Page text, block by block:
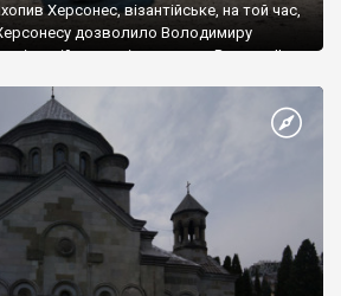
Херсонес, візантійське, на той час,
дозволило Володимиру
візантійському імператору Василю ІІ, та
язичник, став Василем-християнином.
Русі. На честь Херсонесу Таврійського